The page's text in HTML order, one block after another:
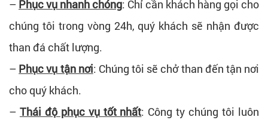
– Phục vụ nhanh chóng: Chỉ cần khách hàng gọi cho
chúng tôi trong vòng 24h, quý khách sẽ nhận được
than đá chất lượng.
– Phục vụ tận nơi: Chúng tôi sẽ chở than đến tận nơi
cho quý khách.
– Thái độ phục vụ tốt nhất: Công ty chúng tôi luôn